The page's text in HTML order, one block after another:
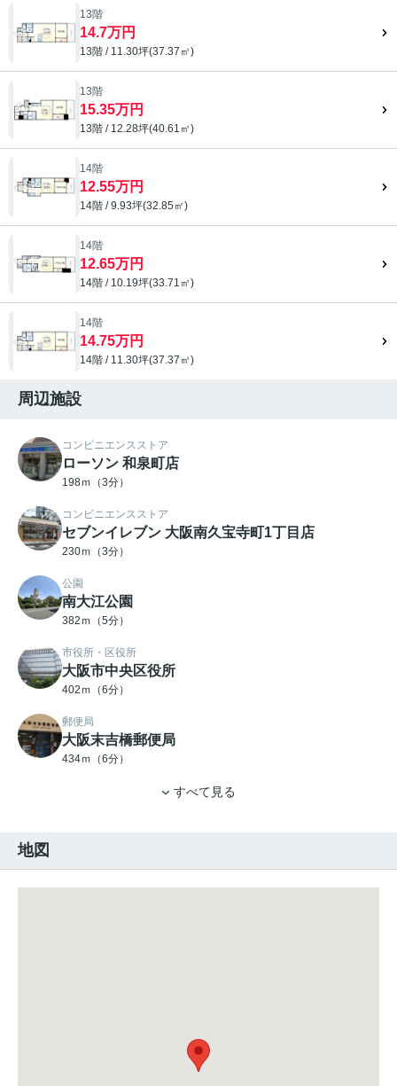
13階
14.7万円
13階 / 11.30坪(37.37㎡)
13階
15.35万円
13階 / 12.28坪(40.61㎡)
14階
12.55万円
14階 / 9.93坪(32.85㎡)
14階
12.65万円
14階 / 10.19坪(33.71㎡)
14階
14.75万円
14階 / 11.30坪(37.37㎡)
周辺施設
コンビニエンスストア
ローソン 和泉町店
198ｍ（3分）
コンビニエンスストア
セブンイレブン 大阪南久宝寺町1丁目店
230ｍ（3分）
公園
南大江公園
382ｍ（5分）
市役所・区役所
大阪市中央区役所
402ｍ（6分）
郵便局
大阪末吉橋郵便局
434ｍ（6分）
すべて見る
地図